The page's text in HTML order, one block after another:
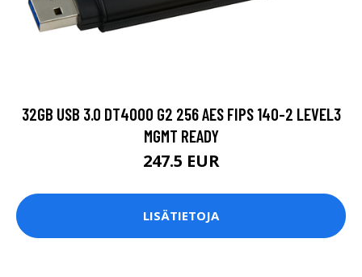
32GB USB 3.0 DT4000 G2 256 AES FIPS 140-2 LEVEL3
MGMT READY
247.5 EUR
LISÄTIETOJA